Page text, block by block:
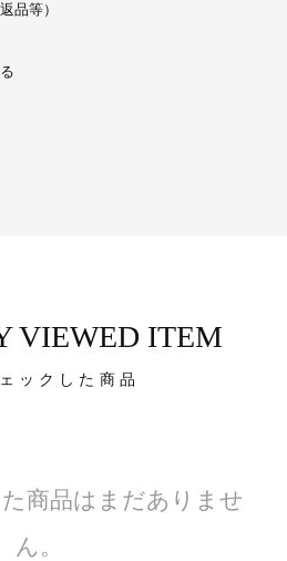
品等）
VIEWED ITEM
ックした商品
商品はまだありませ
ん。